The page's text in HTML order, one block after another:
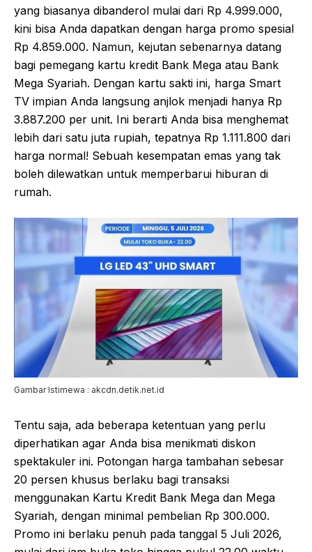
yang biasanya dibanderol mulai dari Rp 4.999.000,
kini bisa Anda dapatkan dengan harga promo spesial
Rp 4.859.000. Namun, kejutan sebenarnya datang
bagi pemegang kartu kredit Bank Mega atau Bank
Mega Syariah. Dengan kartu sakti ini, harga Smart
TV impian Anda langsung anjlok menjadi hanya Rp
3.887.200 per unit. Ini berarti Anda bisa menghemat
lebih dari satu juta rupiah, tepatnya Rp 1.111.800 dari
harga normal! Sebuah kesempatan emas yang tak
boleh dilewatkan untuk memperbarui hiburan di
rumah.
Gambar Istimewa : akcdn.detik.net.id
Tentu saja, ada beberapa ketentuan yang perlu
diperhatikan agar Anda bisa menikmati diskon
spektakuler ini. Potongan harga tambahan sebesar
20 persen khusus berlaku bagi transaksi
menggunakan Kartu Kredit Bank Mega dan Mega
Syariah, dengan minimal pembelian Rp 300.000.
Promo ini berlaku penuh pada tanggal 5 Juli 2026,